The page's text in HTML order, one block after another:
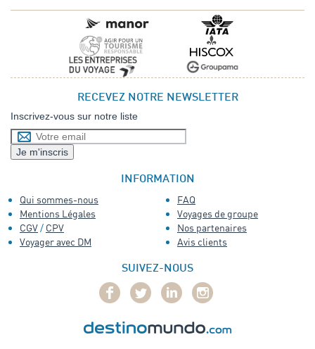
RECEVEZ NOTRE NEWSLETTER
Inscrivez-vous sur notre liste
INFORMATION
Qui sommes-nous
Mentions Légales
CGV/ CPV
Voyager avec DM
FAQ
Voyages de groupe
Nos partenaires
Avis clients
SUIVEZ-NOUS